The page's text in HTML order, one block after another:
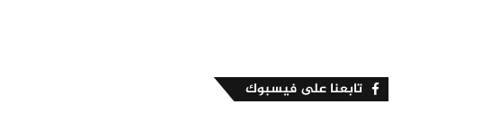
تابعنا على فيسبوك